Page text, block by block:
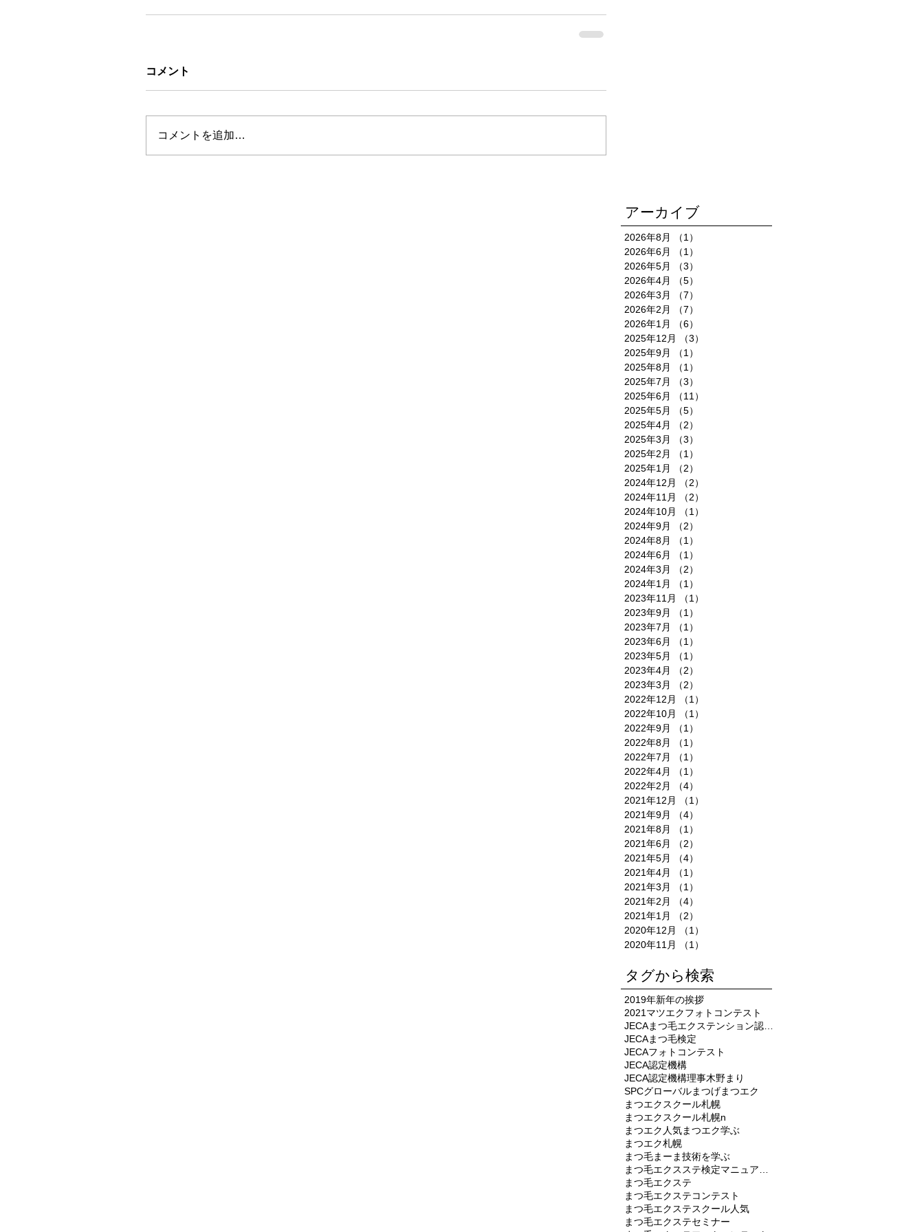
コメント
コメントを追加…
アーカイブ
2026年8月 （1）
2026年6月
（1）
2026年5月
（3）
2026年4月
（5）
2026年3月
（7）
2026年2月
（7）
2026年1月
（6）
2025年12月
（3）
2025年9月
（1）
2025年8月
（1）
2025年7月
（3）
2025年6月
（11）
2025年5月
（5）
2025年4月
（2）
2025年3月
（3）
2025年2月
（1）
2025年1月
（2）
2024年12月
（2）
2024年11月
（2）
2024年10月
（1）
2024年9月
（2）
2024年8月
（1）
2024年6月
（1）
2024年3月
（2）
2024年1月
（1）
2023年11月
（1）
2023年9月
（1）
2023年7月
（1）
2023年6月
（1）
2023年5月
（1）
2023年4月
（2）
2023年3月
（2）
2022年12月
（1）
2022年10月
（1）
2022年9月
（1）
2022年8月
（1）
2022年7月
（1）
2022年4月
（1）
2022年2月
（4）
2021年12月
（1）
2021年9月
（4）
2021年8月
（1）
2021年6月
（2）
2021年5月
（4）
2021年4月
（1）
2021年3月
（1）
2021年2月
（4）
2021年1月
（2）
2020年12月
（1）
2020年11月
（1）
タグから検索
2019年新年の挨拶
2021マツエクフォトコンテスト
JECAまつ毛検定
JECAフォトコンテスト
JECA認定機構
JECA認定機構理事木野まり
SPCグローバルまつげまつエク
まつエクスクール札幌
まつエクスクール札幌n
まつエク人気まつエク学ぶ
まつエク札幌
まつ毛まーま技術を学ぶ
まつ毛エクステ
まつ毛エクステコンテスト
まつ毛エクステスクール人気
まつ毛エクステセミナー